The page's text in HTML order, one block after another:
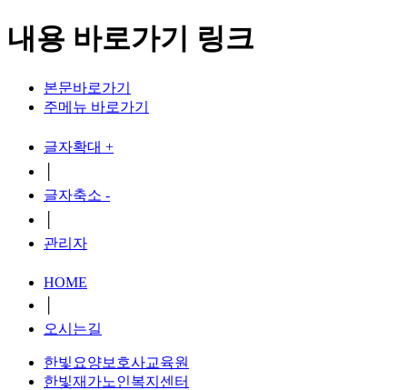
내용 바로가기 링크
본문바로가기
주메뉴 바로가기
글자확대 +
글자축소 -
관리자
HOME
오시는길
한빛요양보호사교육원
한빛재가노인복지센터